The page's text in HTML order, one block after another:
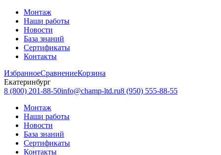
Монтаж
Наши работы
Новости
База знаний
Сертификаты
Контакты
ИзбранноеСравнениеКорзина
Екатеринбург
8 (800) 201-88-50info@champ-ltd.ru8 (950) 555-88-55
Монтаж
Наши работы
Новости
База знаний
Сертификаты
Контакты